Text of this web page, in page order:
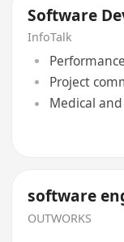
Software
InfoTalk
Project
Medical
software
OUTWORKS